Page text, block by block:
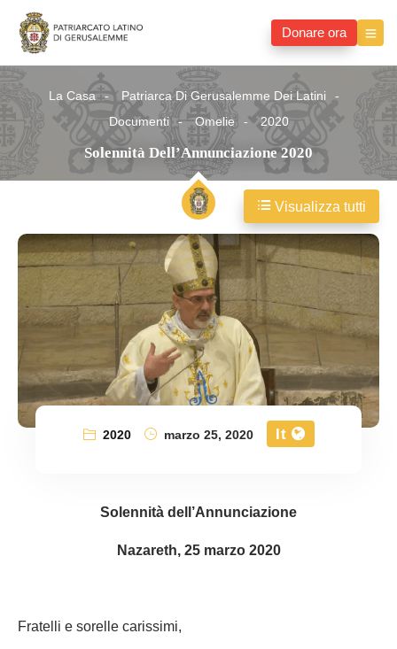
Donare ora
La Casa
Patriarca Di Gerusalemme Dei Latini
Documenti
Omelie 2020
Solennità Dell’Annunciazione 2020
2020 marzo 25, 2020 It
Solennità dell’Annunciazione
Nazareth, 25 marzo 2020
Fratelli e sorelle carissimi,
Visualizza tutti